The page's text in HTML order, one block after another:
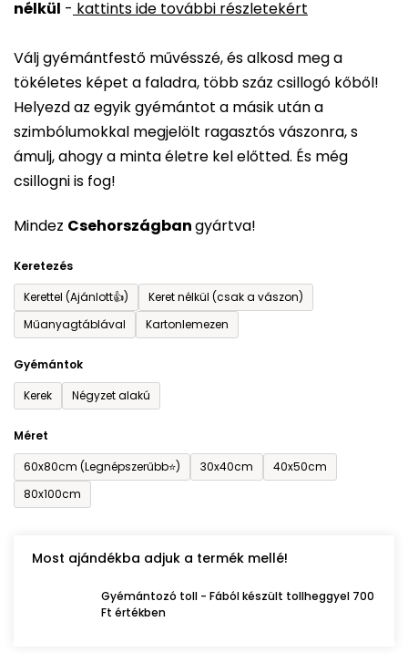
nélkül - kattints ide további részletekért
Válj gyémántfestő művésszé, és alkosd meg a
tökéletes képet a faladra, több száz csillogó kőből!
Helyezd az egyik gyémántot a másik után a
szimbólumokkal megjelölt ragasztós vászonra, s
ámulj, ahogy a minta életre kel előtted. És még
csillogni is fog!
Mindez Csehországbangyártva!
Keretezés
Kerettel (Ajánlott👍)
Keret nélkül (csak a vászon)
Műanyagtáblával
Kartonlemezen
Gyémántok
Kerek
Négyzet alakú
Méret
60x80cm (Legnépszerűbb⭐)
30x40cm
40x50cm
80x100cm
Most ajándékba adjuk a termék mellé!
Gyémántozó toll - Fából készült tollheggyel 700
Ft értékben
értékelése
ből
0,0
csillag.